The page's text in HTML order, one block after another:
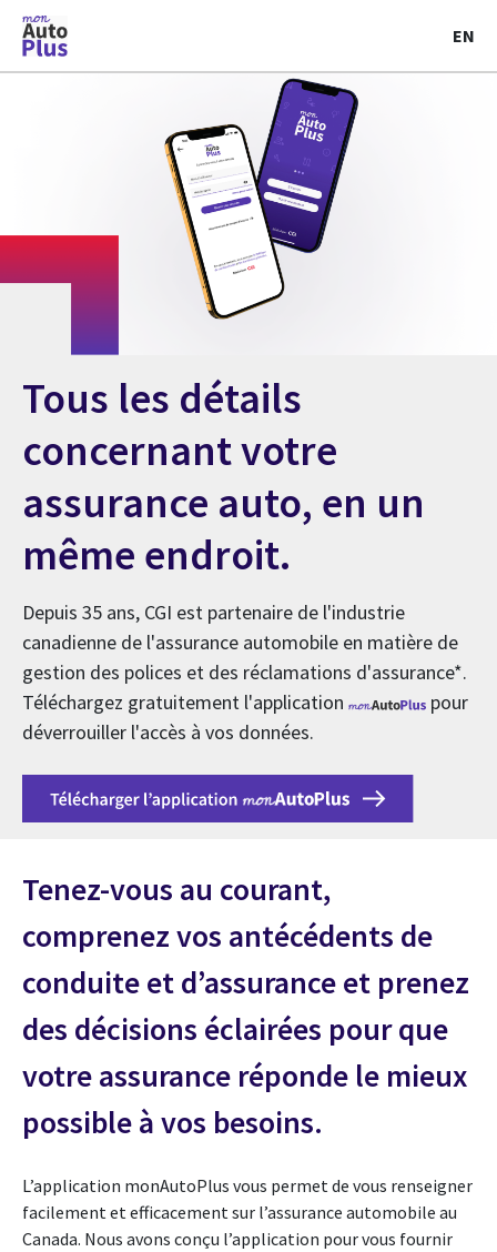
EN
Tous les détails
concernant votre
assurance auto, en un
même endroit.
Depuis 35 ans, CGI est partenaire de l'industrie
canadienne de l'assurance automobile en matière de
gestion des polices et des réclamations d'assurance*.
Téléchargez gratuitement l'application
pour
déverrouiller l'accès à vos données.
Tenez-vous au courant,
comprenez vos antécédents de
conduite et d’assurance et prenez
des décisions éclairées pour que
votre assurance réponde le mieux
possible à vos besoins.
L’application monAutoPlus vous permet de vous renseigner
facilement et efficacement sur l’assurance automobile au
Canada. Nous avons conçu l’application pour vous fournir